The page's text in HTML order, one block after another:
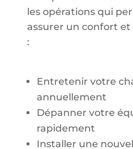
les opérations qui
assurer un confort
:
Entretenir votre
annuellement
Dépanner votre
rapidement
Installer une